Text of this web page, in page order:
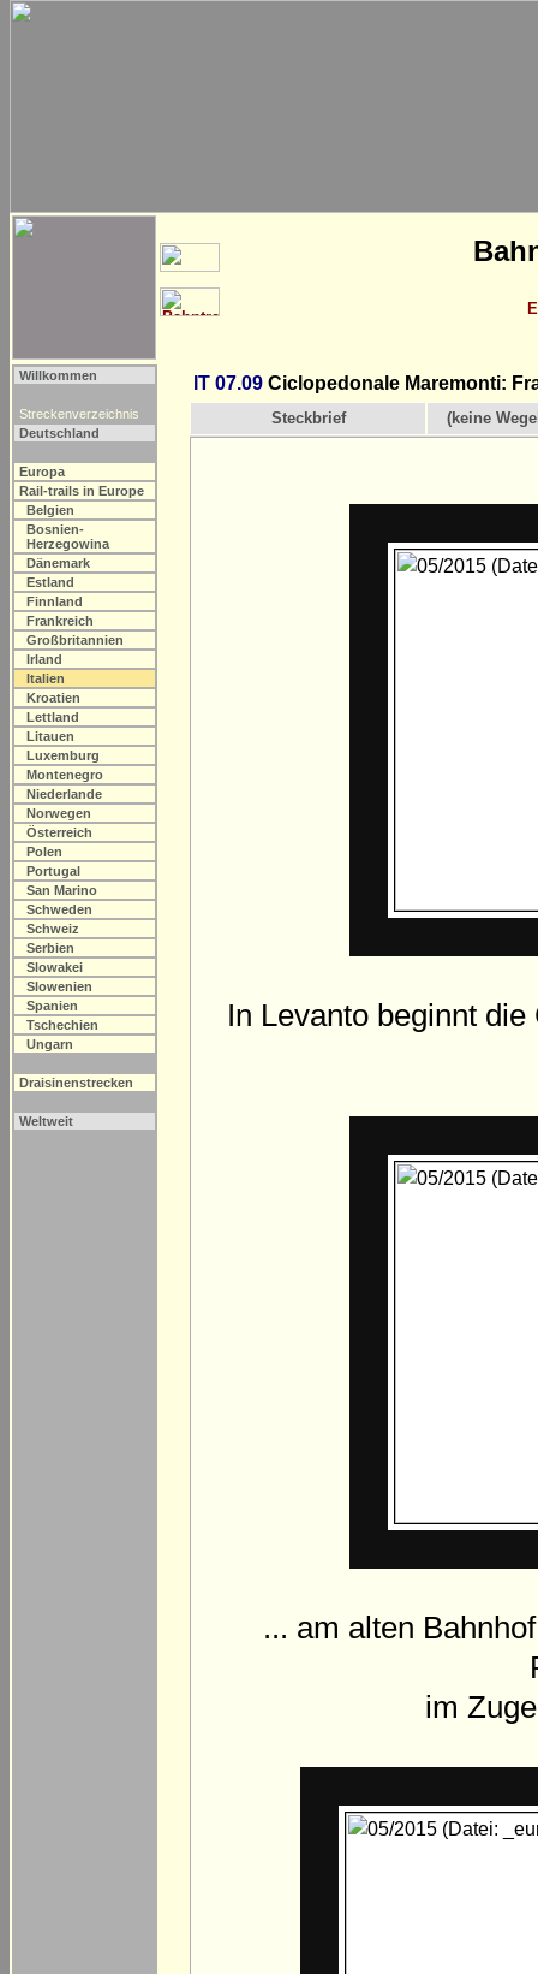
Willkommen
Streckenverzeichnis
Deutschland
Europa
Rail-trails in Europe
Belgien
Bosnien-
Herzegowina
Dänemark
Estland
Finnland
Frankreich
Großbritannien
Irland
Italien
Kroatien
Lettland
Litauen
Luxemburg
Montenegro
Niederlande
Norwegen
Österreich
Polen
Portugal
San Marino
Schweden
Schweiz
Serbien
Slowakei
Slowenien
Spanien
Tschechien
Ungarn
Draisinenstrecken
Weltweit
IT 07.09 Ciclopedonale Maremonti:
Steckbrief (keine
In Levanto beginnt
... am alten
im